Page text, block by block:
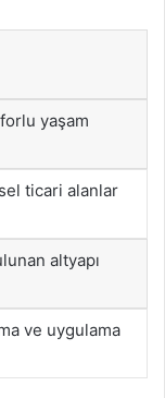
yaşam
ticari alanlar
altyapı
ve uygulama